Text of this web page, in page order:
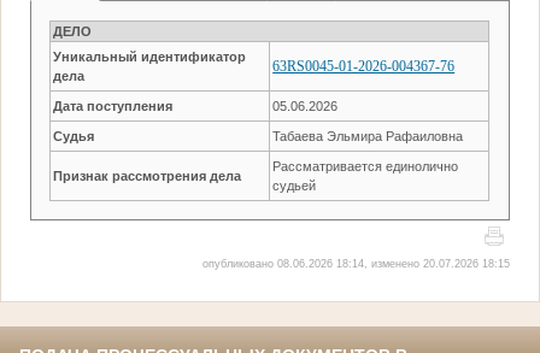
ДЕЛО
Уникальный идентификатор
дела
63RS0045-01-2026-004367-76
Дата поступления 05.06.2026
Судья Табаева Эльмира Рафаиловна
Признак рассмотрения дела
Рассматривается единолично
судьей
опубликовано 08.06.2026 18:14, изменено 20.07.2026 18:15